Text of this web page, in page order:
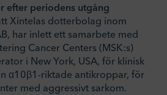
efter periodens utgång
Xintelas dotterbolag inom
har inlett ett samarbete med
Cancer Centers (MSK:s)
i New York, USA, för klinisk
α10β1-riktade antikroppar, för
med aggressivt sarkom.